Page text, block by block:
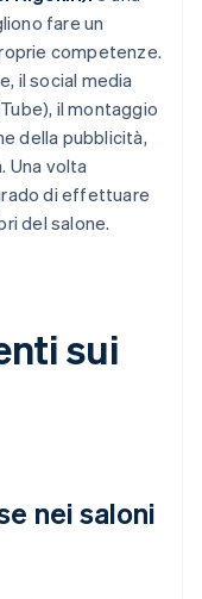
fare un
competenze.
il social media
il montaggio
della pubblicità,
Una volta
di effettuare
del salone.
sui
nei saloni